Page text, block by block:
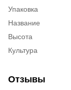
Упаковка
Название
Высота
Культура
Отзывы